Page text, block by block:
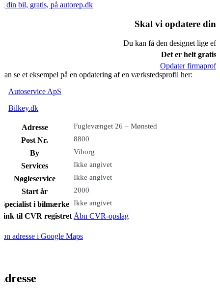
din bil, gratis, på autorep.dk
Skal vi opdatere din
Du kan få den designet lige
Det er helt gratis.
Opdater firmaprofil
se et eksempel på en opdatering af en værkstedsprofil her:
Autoservice ApS
Bilkey.dk
Adresse Fuglevænget 26 – Mønsted
Post Nr. 8800
By Viborg
Services Ikke angivet
Nøgleservice Ikke angivet
Start år 2000
Specialist i bilmærke Ikke angivet
til CVR registret Åbn CVR-opslag
adresse i Google Maps